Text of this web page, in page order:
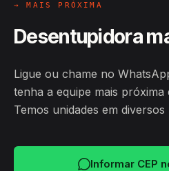
→ MAIS PRÓXIMA
Desentupidora
Ligue ou chame no
tenha a equipe mais próxima
Temos unidades em
Informar CEP